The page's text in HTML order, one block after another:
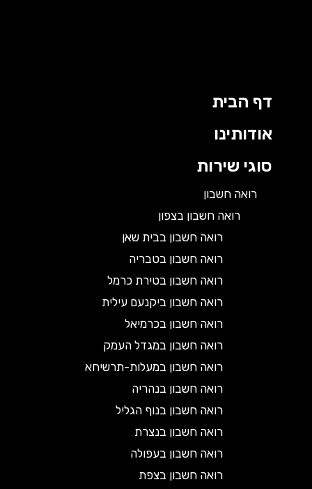
דף הבית
אודותינו
סוגי שירות
רואה חשבון
רואה חשבון בצפון
רואה חשבון בבית שאן
רואה חשבון בטבריה
רואה חשבון בטירת כרמל
רואה חשבון ביקנעם עילית
רואה חשבון בכרמיאל
רואה חשבון במגדל העמק
רואה חשבון במעלות-תרשיחא
רואה חשבון בנהריה
רואה חשבון בנוף הגליל
רואה חשבון בנצרת
רואה חשבון בעפולה
רואה חשבון בצפת